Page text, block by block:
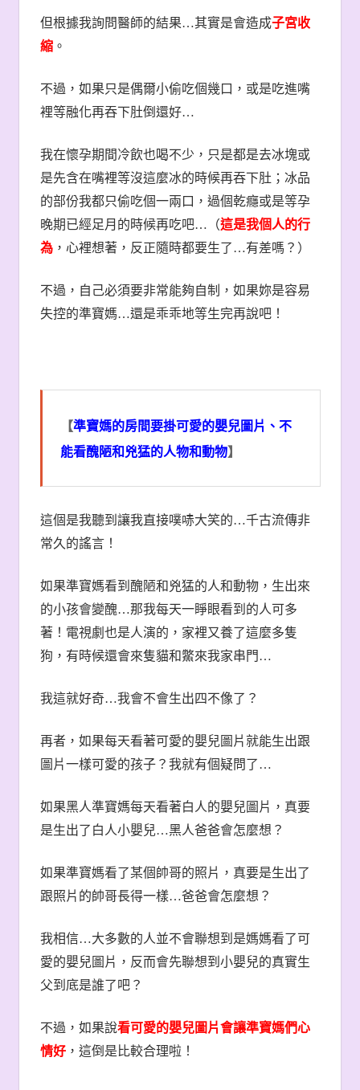
但根據我詢問醫師的結果…其實是會造成子宮收
縮。
不過，如果只是偶爾小偷吃個幾口，或是吃進嘴
裡等融化再吞下肚倒還好…
我在懷孕期間冷飲也喝不少，只是都是去冰塊或
是先含在嘴裡等沒這麼冰的時候再吞下肚；冰品
的部份我都只偷吃個一兩口，過個乾癮或是等孕
晚期已經足月的時候再吃吧… （這是我個人的行
為，心裡想著，反正隨時都要生了…有差嗎？）
不過，自己必須要非常能夠自制，如果妳是容易
失控的準寶媽…還是乖乖地等生完再說吧！
【準寶媽的房間要掛可愛的嬰兒圖片、不
能看醜陋和兇猛的人物和動物】
這個是我聽到讓我直接噗哧大笑的…千古流傳非
常久的謠言！
如果準寶媽看到醜陋和兇猛的人和動物，生出來
的小孩會變醜…那我每天一睜眼看到的人可多
著！電視劇也是人演的，家裡又養了這麼多隻
狗，有時候還會來隻貓和鱉來我家串門…
我這就好奇…我會不會生出四不像了？
再者，如果每天看著可愛的嬰兒圖片就能生出跟
圖片一樣可愛的孩子？我就有個疑問了…
如果黑人準寶媽每天看著白人的嬰兒圖片，真要
是生出了白人小嬰兒…黑人爸爸會怎麼想？
如果準寶媽看了某個帥哥的照片，真要是生出了
跟照片的帥哥長得一樣…爸爸會怎麼想？
我相信…大多數的人並不會聯想到是媽媽看了可
愛的嬰兒圖片，反而會先聯想到小嬰兒的真實生
父到底是誰了吧？
不過，如果說看可愛的嬰兒圖片會讓準寶媽們心
情好，這倒是比較合理啦！